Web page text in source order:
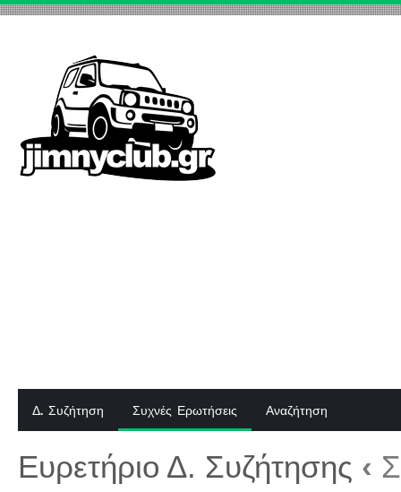
Δ. Συζήτηση Συχνές Ερωτήσεις Αναζήτηση
Ευρετήριο Δ. Συζήτησης ‹